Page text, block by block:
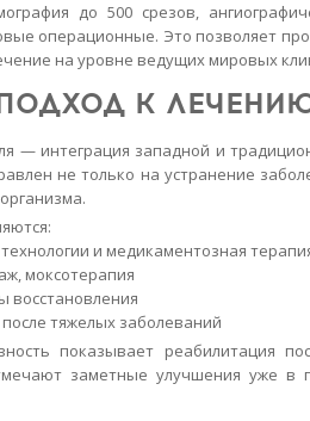
до 500 срезов,
операционные. Это позволяет
на уровне ведущих мировых
К
— интеграция западной и
не только на устранение
и медикаментозная
моксотерапия
тяжелых заболеваний
показывает реабилитация
заметные улучшения уже в